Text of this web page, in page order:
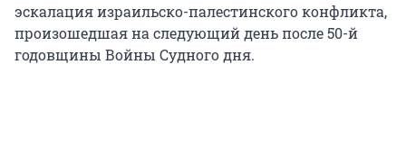
эскалация израильско-палестинского конфликта,
произошедшая на следующий день после 50-й
годовщины Войны Судного дня.